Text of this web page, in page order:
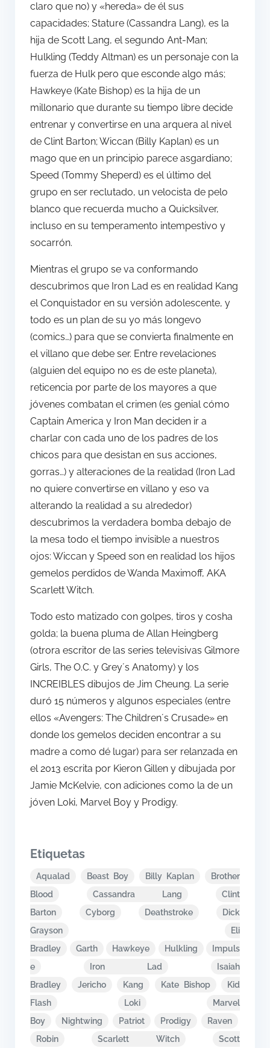
claro que no) y «hereda» de él sus
capacidades; Stature (Cassandra Lang), es la
hija de Scott Lang, el segundo Ant-Man;
Hulkling (Teddy Altman) es un personaje con la
fuerza de Hulk pero que esconde algo más;
Hawkeye (Kate Bishop) es la hija de un
millonario que durante su tiempo libre decide
entrenar y convertirse en una arquera al nivel
de Clint Barton; Wiccan (Billy Kaplan) es un
mago que en un principio parece asgardiano;
Speed (Tommy Sheperd) es el último del
grupo en ser reclutado, un velocista de pelo
blanco que recuerda mucho a Quicksilver,
incluso en su temperamento intempestivo y
socarrón.
Mientras el grupo se va conformando
descubrimos que Iron Lad es en realidad Kang
el Conquistador en su versión adolescente, y
todo es un plan de su yo más longevo
(comics…) para que se convierta finalmente en
el villano que debe ser. Entre revelaciones
(alguien del equipo no es de este planeta),
reticencia por parte de los mayores a que
jóvenes combatan el crimen (es genial cómo
Captain America y Iron Man deciden ir a
charlar con cada uno de los padres de los
chicos para que desistan en sus acciones,
gorras…) y alteraciones de la realidad (Iron Lad
no quiere convertirse en villano y eso va
alterando la realidad a su alrededor)
descubrimos la verdadera bomba debajo de
la mesa todo el tiempo invisible a nuestros
ojos: Wiccan y Speed son en realidad los hijos
gemelos perdidos de Wanda Maximoff, AKA
Scarlett Witch.
Todo esto matizado con golpes, tiros y cosha
golda; la buena pluma de Allan Heingberg
(otrora escritor de las series televisivas Gilmore
Girls, The O.C. y Grey´s Anatomy) y los
INCREIBLES dibujos de Jim Cheung. La serie
duró 15 números y algunos especiales (entre
ellos «Avengers: The Children´s Crusade» en
donde los gemelos deciden encontrar a su
madre a como dé lugar) para ser relanzada en
el 2013 escrita por Kieron Gillen y dibujada por
Jamie McKelvie, con adiciones como la de un
jóven Loki, Marvel Boy y Prodigy.
Etiquetas
Aqualad Beast Boy Billy Kaplan
Brother
Blood
Cassandra Lang
Clint
Barton
Cyborg Deathstroke
Dick
Grayson
Eli
Bradley
Garth Hawkeye Hulkling
Impuls
e
Iron Lad
Isaiah
Bradley
Jericho Kang Kate Bishop
Kid
Flash
Loki
Marvel
Boy
Nightwing Patriot Prodigy
Raven
Robin
Scarlett Witch Scott